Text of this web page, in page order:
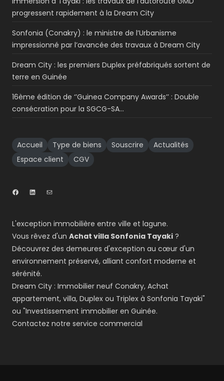
progressent rapidement à la Dream City
Sonfonia (Conakry) : le ministre de l’Urbanisme
impressionné par l’avancée des travaux à Dream City
Dream City : les premiers Duplex préfabriqués sortent de
terre en Guinée
16ème édition de ‘’Guinea Company Awards’’ : Double
consécration pour la SGCG-SA…
Accueil Type de biens Souscrire
Actualités
Espace client
CGV
L'exception immobilière entre ville et lagune.
Vous rêvez d'un Achat villa Sonfonia Tayaki ?
Découvrez des demeures d'exception au cœur d'un
environnement préservé, alliant confort moderne et
sérénité.
Dream City : Immobilier neuf Conakry, Achat
appartement, villa, Duplex ou Triplex à Sonfonia Tayaki"
ou "Investissement immobilier en Guinée.
Contactez notre service commercial